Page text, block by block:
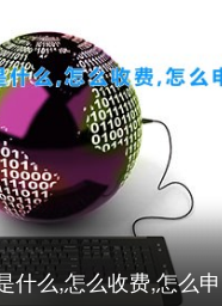
什么,怎么收费,怎么申